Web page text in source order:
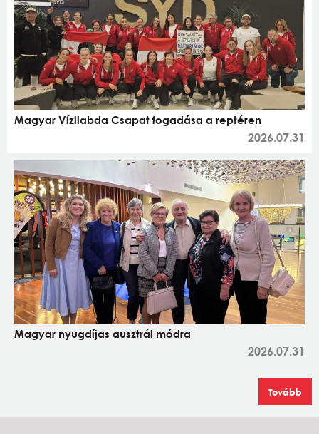
Magyar Vízilabda Csapat fogadása a reptéren
2026.07.31
Magyar nyugdíjas ausztrál módra
2026.07.31
Tovább